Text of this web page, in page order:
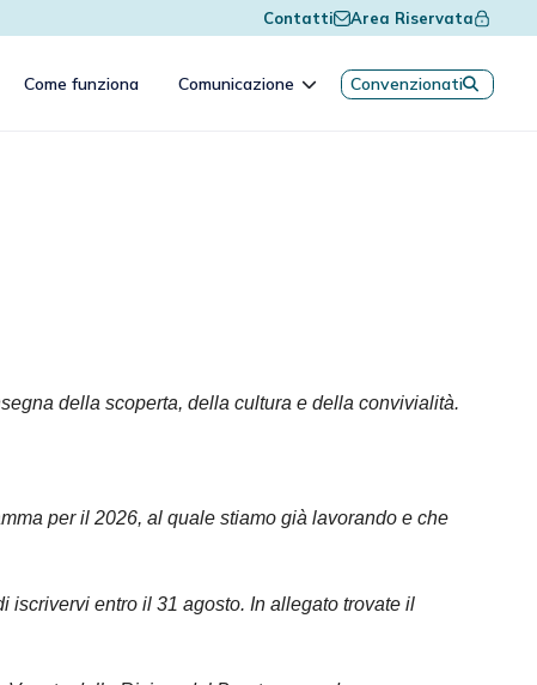
Contatti Area Riservata
Come funziona Comunicazione Convenzionati
della scoperta, della cultura e della convivialità.
per il 2026, al quale stiamo già lavorando e che
iscrivervi entro il 31 agosto. In allegato trovate il